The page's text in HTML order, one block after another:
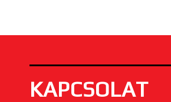
KAPCSOLAT